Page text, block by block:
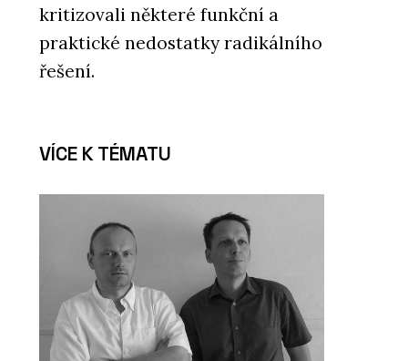
kritizovali některé funkční a
praktické nedostatky radikálního
řešení.
VÍCE K TÉMATU